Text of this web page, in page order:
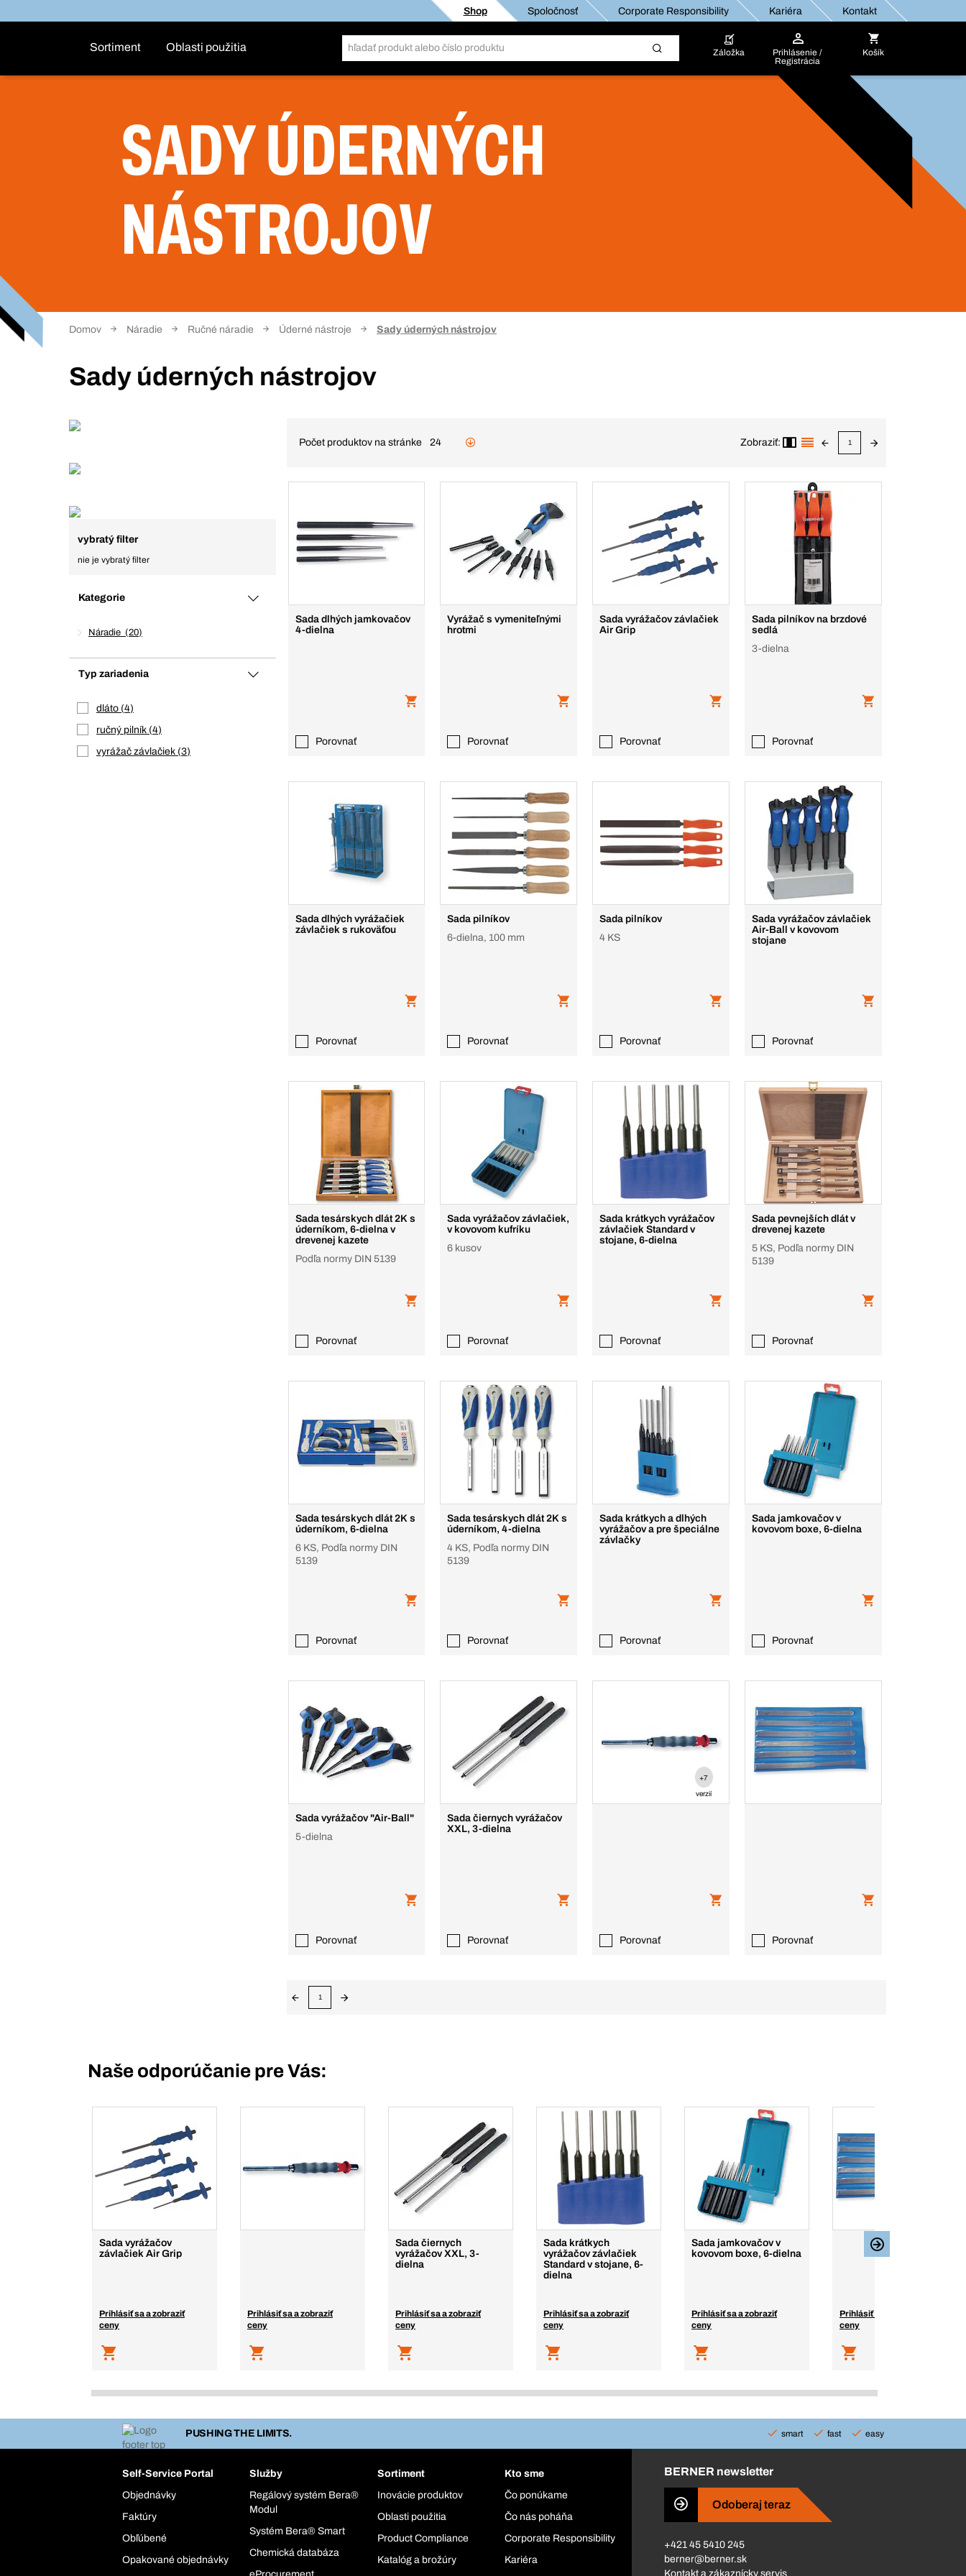
Shop Spoločnosť Corporate Responsibility Kariéra Kontakt
Sortiment Oblasti použitia Záložka
Prihlásenie /
Registrácia
Košík
SADY ÚDERNÝCH
NÁSTROJOV
Domov Náradie Ručné náradie Úderné nástroje Sady úderných nástrojov
Sady úderných nástrojov
vybratý filter
nie je vybratý filter
Kategorie
Náradie 20
Typ zariadenia
dláto 4
ručný pilník 4
vyrážač závlačiek 3
Počet produktov na stránke 24 Zobraziť: 1
Sada dlhých jamkovačov
4-dielna
Porovnať
Vyrážač s vymeniteľnými
hrotmi
Porovnať
Sada vyrážačov závlačiek
Air Grip
Porovnať
Sada pilníkov na brzdové
sedlá
3-dielna
Porovnať
Sada dlhých vyrážačiek
závlačiek s rukoväťou
Porovnať
Sada pilníkov
6-dielna, 100 mm
Porovnať
Sada pilníkov
4 KS
Porovnať
Sada vyrážačov závlačiek
Air-Ball v kovovom
stojane
Porovnať
Sada tesárskych dlát 2K s
úderníkom, 6-dielna v
drevenej kazete
Podľa normy DIN 5139
Porovnať
Sada vyrážačov závlačiek,
v kovovom kufríku
6 kusov
Porovnať
Sada krátkych vyrážačov
závlačiek Standard v
stojane, 6-dielna
Porovnať
Sada pevnejších dlát v
drevenej kazete
5 KS, Podľa normy DIN
5139
Porovnať
Sada tesárskych dlát 2K s
úderníkom, 6-dielna
6 KS, Podľa normy DIN
5139
Porovnať
Sada tesárskych dlát 2K s
úderníkom, 4-dielna
4 KS, Podľa normy DIN
5139
Porovnať
Sada krátkych a dlhých
vyrážačov a pre špeciálne
závlačky
Porovnať
Sada jamkovačov v
kovovom boxe, 6-dielna
Porovnať
Sada vyrážačov "Air-Ball"
5-dielna
Porovnať
Sada čiernych vyrážačov
XXL, 3-dielna
Porovnať
+7
verzií
Porovnať Porovnať
1
Naše odporúčanie pre Vás:
Sada vyrážačov
závlačiek Air Grip
Prihlásiť sa a zobraziť
ceny
Prihlásiť sa a zobraziť
ceny
Sada čiernych
vyrážačov XXL, 3-
dielna
Prihlásiť sa a zobraziť
ceny
Sada krátkych
vyrážačov závlačiek
Standard v stojane, 6-
dielna
Prihlásiť sa a zobraziť
ceny
Sada jamkovačov v
kovovom boxe, 6-dielna
Prihlásiť sa a zobraziť
ceny
Prihlásiť sa a zobraziť
ceny
PUSHING THE LIMITS. smart fast easy
Self-Service Portal
Objednávky
Faktúry
Obľúbené
Opakované objednávky
Služby
Regálový systém Bera®
Modul
Systém Bera® Smart
Chemická databáza
Sortiment
Inovácie produktov
Oblasti použitia
Product Compliance
Katalóg a brožúry
Kto sme
Čo ponúkame
Čo nás poháňa
Corporate Responsibility
Kariéra
BERNER newsletter
Odoberaj teraz
+421 45 5410 245
berner@berner.sk
Kontakt a zákaznícky servis